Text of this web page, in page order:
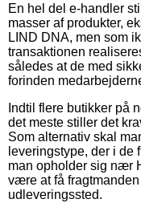
En hel del e-handler
masser af produkter,
LIND DNA, men som
transaktionen
således at de med
forinden
Indtil flere butikker på
det meste stiller det
Som alternativ skal
leveringstype, der i
man opholder sig nær
være at få
udleveringssted.